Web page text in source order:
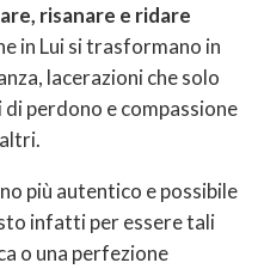
risanare e ridare
in Lui si trasformano in
lacerazioni che solo
perdono e compassione
più autentico e possibile
infatti per essere tali
o una perfezione